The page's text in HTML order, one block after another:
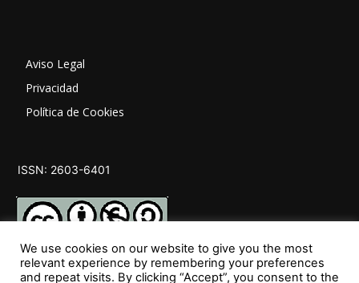
Aviso Legal
Privacidad
Política de Cookies
ISSN: 2603-6401
We use cookies on our website to give you the most
relevant experience by remembering your preferences
and repeat visits. By clicking “Accept”, you consent to the